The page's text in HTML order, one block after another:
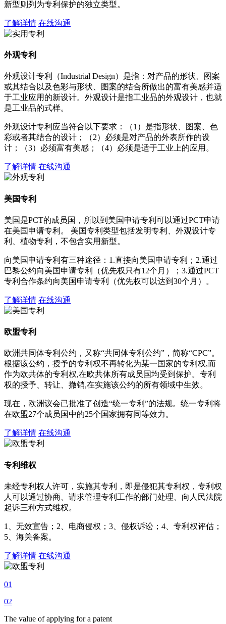
新型则列为专利保护的独立类型。
了解详情 在线沟通
外观专利
外观设计专利（Industrial Design）是指：对产品的形状、图案
或其结合以及色彩与形状、图案的结合所做出的富有美感并适
于工业应用的新设计。外观设计是指工业品的外观设计，也就
是工业品的式样。
外观设计专利应当符合以下要求：（1）是指形状、图案、色
彩或者其结合的设计；（2）必须是对产品的外表所作的设
计；（3）必须富有美感；（4）必须是适于工业上的应用。
了解详情 在线沟通
美国专利
美国是PCT的成员国，所以到美国申请专利可以通过PCT申请
在美国申请专利。 美国专利类型包括发明专利、外观设计专
利、植物专利，不包含实用新型。
向美国申请专利有三种途径：1.直接向美国申请专利；2.通过
巴黎公约向美国申请专利（优先权只有12个月）；3.通过PCT
专利合作条约向美国申请专利（优先权可以达到30个月）。
了解详情 在线沟通
欧盟专利
欧洲共同体专利公约，又称“共同体专利公约”，简称“CPC”。
根据该公约，授予的专利权不再转化为某一国家的专利权,而
作为欧共体的专利权,在欧共体所有成员国均受到保护。专利
权的授予、转让、撤销,在实施该公约的所有领域中生效。
现在，欧洲议会已批准了创造“统一专利”的法规。统一专利将
在欧盟27个成员国中的25个国家拥有同等效力。
了解详情 在线沟通
专利维权
未经专利权人许可，实施其专利，即是侵犯其专利权，专利权
人可以通过协商、请求管理专利工作的部门处理、向人民法院
起诉三种方式维权。
1、无效宣告；2、电商侵权；3、侵权诉讼；4、专利权评估；
5、海关备案。
了解详情 在线沟通
01
02
The value of applying for a patent